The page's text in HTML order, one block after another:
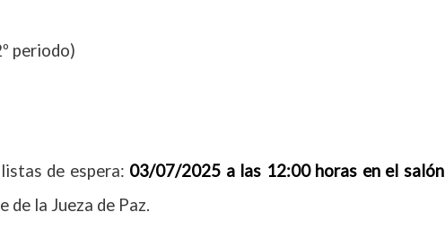
periodo)
de espera: 03/07/2025 a las 12:00 horas en el salón
la Jueza de Paz.